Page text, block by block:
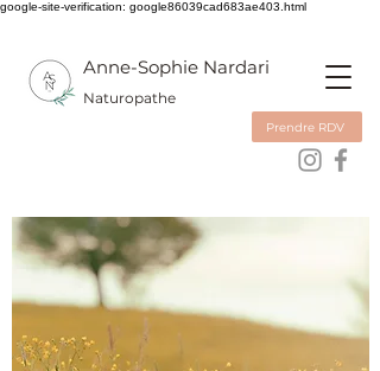
google-site-verification: google86039cad683ae403.html
Anne-Sophie Nardari
Naturopathe
Prendre RDV